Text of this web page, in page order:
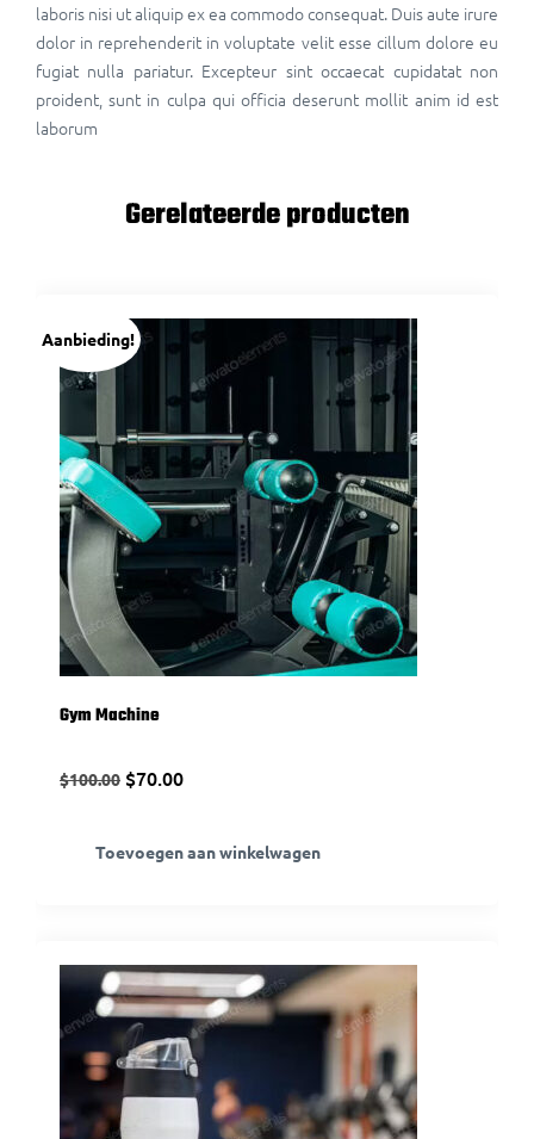
laboris nisi ut aliquip ex ea commodo consequat. Duis aute irure
dolor in reprehenderit in voluptate velit esse cillum dolore eu
fugiat nulla pariatur. Excepteur sint occaecat cupidatat non
proident, sunt in culpa qui officia deserunt mollit anim id est
laborum
Gerelateerde producten
Aanbieding!
Gym Machine
$100.00 $70.00
Toevoegen aan winkelwagen